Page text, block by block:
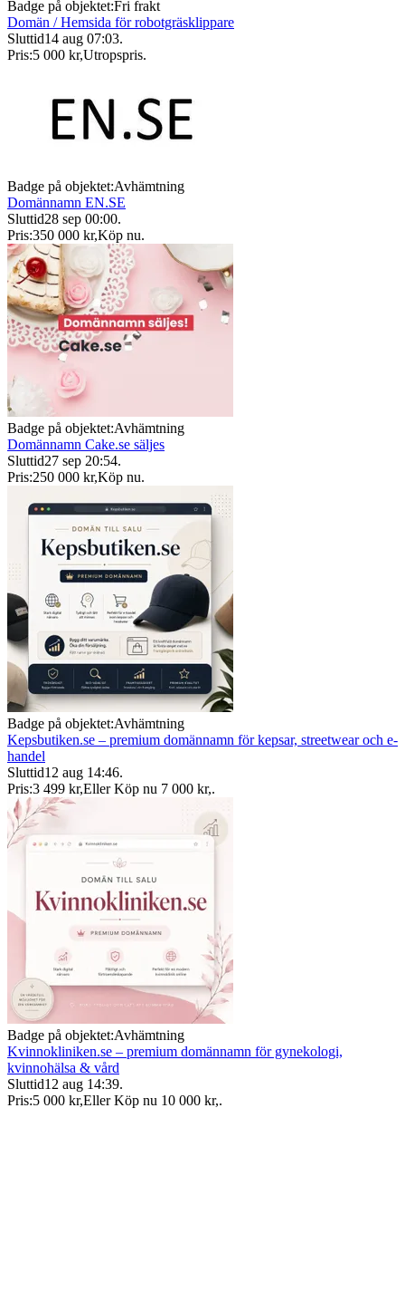
Badge på objektet:Fri frakt
Domän / Hemsida för robotgräsklippare
Sluttid14 aug 07:03.
Pris:5 000 kr,Utropspris.
Badge på objektet:Avhämtning
Domännamn EN.SE
Sluttid28 sep 00:00.
Pris:350 000 kr,Köp nu.
Badge på objektet:Avhämtning
Domännamn Cake.se säljes
Sluttid27 sep 20:54.
Pris:250 000 kr,Köp nu.
Badge på objektet:Avhämtning
Kepsbutiken.se – premium domännamn för kepsar, streetwear och e-
handel
Sluttid12 aug 14:46.
Pris:3 499 kr,Eller Köp nu 7 000 kr,.
Badge på objektet:Avhämtning
Kvinnokliniken.se – premium domännamn för gynekologi,
kvinnohälsa & vård
Sluttid12 aug 14:39.
Pris:5 000 kr,Eller Köp nu 10 000 kr,.